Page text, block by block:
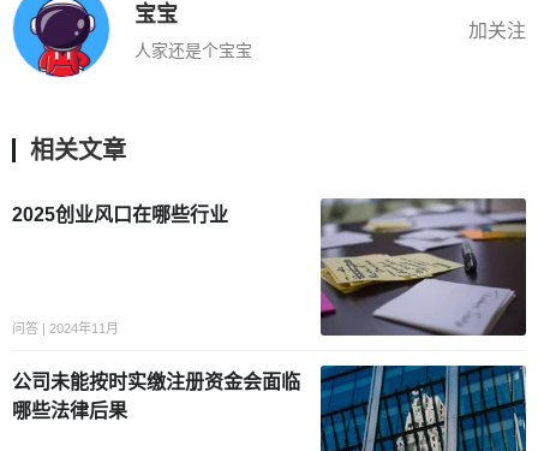
宝宝
人家还是个宝宝
加关注
相关文章
2025创业风口在哪些行业
问答 | 2024年11月
公司未能按时实缴注册资金会面临
哪些法律后果